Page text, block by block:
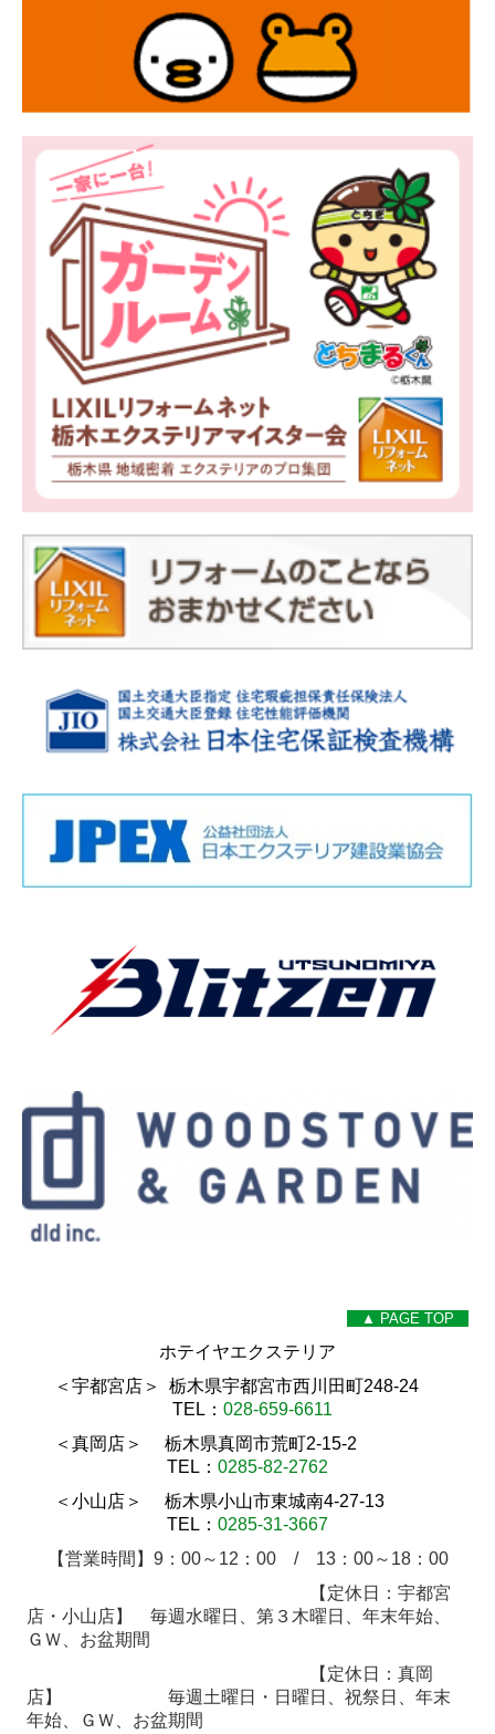
▲ PAGE TOP
ホテイヤエクステリア
＜宇都宮店＞ 栃木県宇都宮市西川田町248-24
TEL： 028-659-6611
＜真岡店＞ 栃木県真岡市荒町2-15-2
TEL： 0285-82-2762
＜小山店＞ 栃木県小山市東城南4-27-13
TEL： 0285-31-3667
【営業時間】9：00～12：00 / 13：00～18：00
【定休日：宇都宮
店・小山店】 毎週水曜日、第３木曜日、年末年始、
ＧＷ、お盆期間
【定休日：真岡
店】毎週土曜日・日曜日、祝祭日、年末
年始、ＧＷ、お盆期間